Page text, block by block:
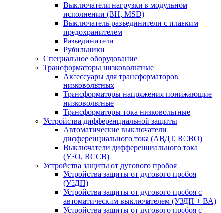
Выключатели нагрузки в модульном
исполнении (ВН, MSD)
Выключатель-разъединители с плавким
предохранителем
Разъединители
Рубильники
Специальное оборудование
Трансформаторы низковольтные
Аксессуары для трансформаторов
низковольтных
Трансформаторы напряжения понижающие
низковольтные
Трансформаторы тока низковольтные
Устройства дифференциальной защиты
Автоматические выключатели
дифференциального тока (АВДТ, RCBO)
Выключатели дифференциального тока
(УЗО, RCCB)
Устройства защиты от дугового пробоя
Устройства защиты от дугового пробоя
(УЗДП)
Устройства защиты от дугового пробоя с
автоматическим выключателем (УЗДП + ВА)
Устройства защиты от дугового пробоя с